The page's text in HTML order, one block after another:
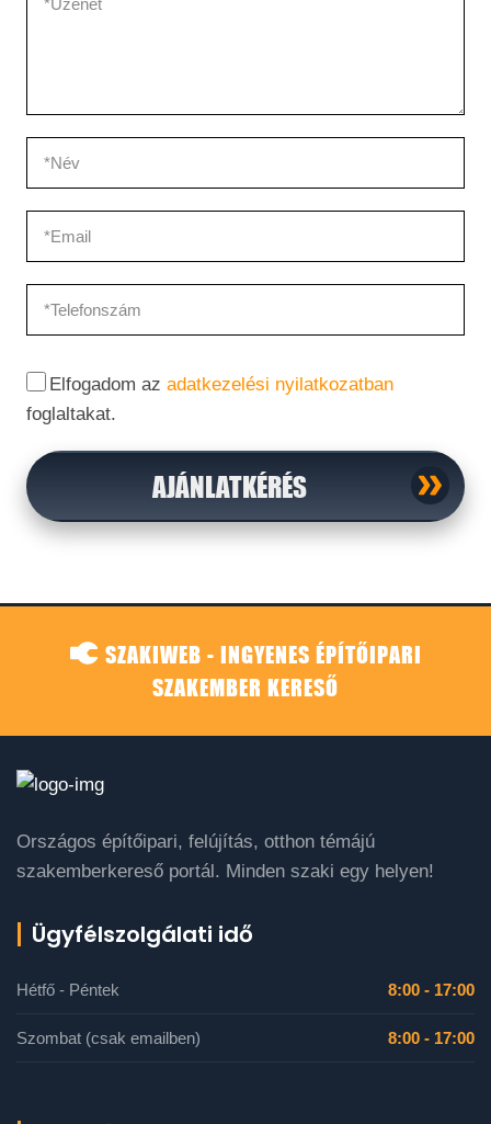
Elfogadom az adatkezelési nyilatkozatban
foglaltakat.
AJÁNLATKÉRÉS
SZAKIWEB - INGYENES ÉPÍTŐIPARI
SZAKEMBER KERESŐ
Országos építőipari, felújítás, otthon témájú
szakemberkereső portál. Minden szaki egy helyen!
Ügyfélszolgálati idő
Hétfő - Péntek 8:00 - 17:00
Szombat (csak emailben) 8:00 - 17:00